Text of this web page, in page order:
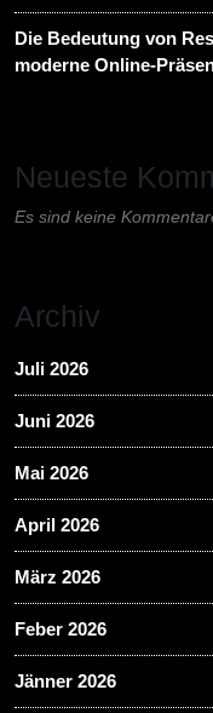
Die Bedeutung von
moderne Online-
Neueste
Es sind keine
Archiv
Juli 2026
Juni 2026
Mai 2026
April 2026
März 2026
Feber 2026
Jänner 2026